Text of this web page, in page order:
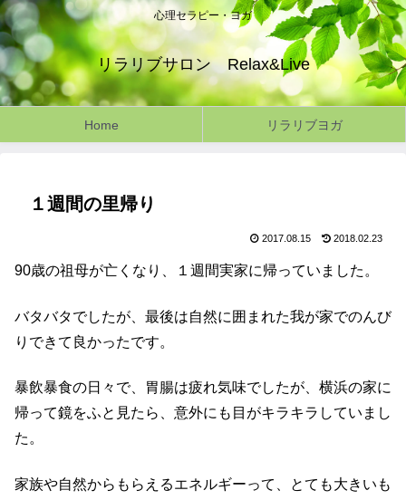
心理セラピー・ヨガ
リラリブサロン Relax&Live
Home リラリブヨガ
１週間の里帰り
2017.08.15 2018.02.23
90歳の祖母が亡くなり、１週間実家に帰っていました。
バタバタでしたが、最後は自然に囲まれた我が家でのんび
りできて良かったです。
暴飲暴食の日々で、胃腸は疲れ気味でしたが、横浜の家に
帰って鏡をふと見たら、意外にも目がキラキラしていまし
た。
家族や自然からもらえるエネルギーって、とても大きいも